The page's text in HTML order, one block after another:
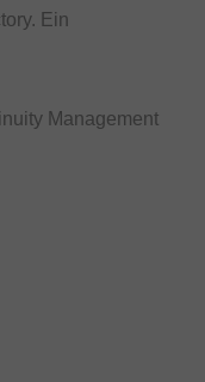
Ein
Management